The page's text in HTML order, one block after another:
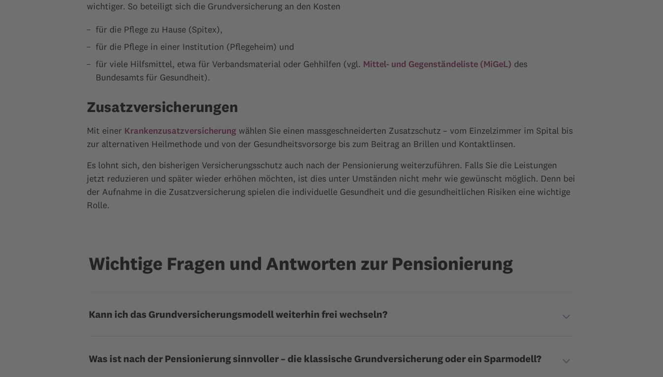
wichtiger. So beteiligt sich die Grundversicherung an den Kosten
für die Pflege zu Hause (Spitex),
für die Pflege in einer Institution (Pflegeheim) und
für viele Hilfsmittel, etwa für Verbandsmaterial oder Gehhilfen (vgl. Mittel- und Gegenständeliste (MiGeL) des
Bundesamts für Gesundheit).
Zusatzversicherungen
Mit einer Krankenzusatzversicherung wählen Sie einen massgeschneiderten Zusatzschutz – vom Einzelzimmer im Spital bis
zur alternativen Heilmethode und von der Gesundheitsvorsorge bis zum Beitrag an Brillen und Kontaktlinsen.
Es lohnt sich, den bisherigen Versicherungsschutz auch nach der Pensionierung weiterzuführen. Falls Sie die Leistungen
jetzt reduzieren und später wieder erhöhen möchten, ist dies unter Umständen nicht mehr wie gewünscht möglich. Denn bei
der Aufnahme in die Zusatzversicherung spielen die individuelle Gesundheit und die gesundheitlichen Risiken eine wichtige
Rolle.
Wichtige Fragen und Antworten zur Pensionierung
Kann ich das Grundversicherungsmodell weiterhin frei wechseln?
Was ist nach der Pensionierung sinnvoller – die klassische Grundversicherung oder ein Sparmodell?